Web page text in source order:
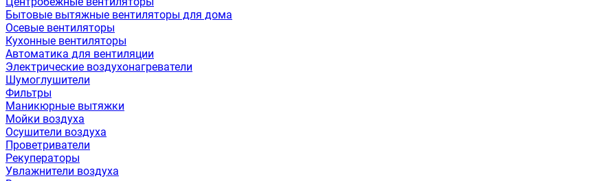
Бытовые вытяжные вентиляторы для дома
Осевые вентиляторы
Кухонные вентиляторы
Автоматика для вентиляции
Электрические воздухонагреватели
Шумоглушители
Фильтры
Маникюрные вытяжки
Мойки воздуха
Осушители воздуха
Проветриватели
Рекуператоры
Увлажнители воздуха